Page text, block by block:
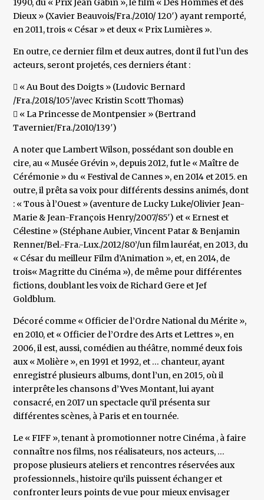
1990, du « Prix Jean Gabin », le film « Des Hommes et des
Dieux » (Xavier Beauvois/Fra./2010/ 120′) ayant remporté,
en 2011, trois « César » et deux « Prix Lumières ».
En outre, ce dernier film et deux autres, dont il fut l’un des
acteurs, seront projetés, ces derniers étant :
 « Au Bout des Doigts » (Ludovic Bernard
/Fra./2018/105’/avec Kristin Scott Thomas)
 « La Princesse de Montpensier » (Bertrand
Tavernier/Fra./2010/139′)
A noter que Lambert Wilson, possédant son double en
cire, au « Musée Grévin », depuis 2012, fut le « Maître de
Cérémonie » du « Festival de Cannes », en 2014 et 2015. en
outre, il prêta sa voix pour différents dessins animés, dont
: « Tous à l’Ouest » (aventure de Lucky Luke/Olivier Jean-
Marie & Jean-François Henry/2007/85′) et « Ernest et
Célestine » (Stéphane Aubier, Vincent Patar & Benjamin
Renner/Bel.-Fra.-Lux./2012/80’/un film lauréat, en 2013, du
« César du meilleur Film d’Animation », et, en 2014, de
trois« Magritte du Cinéma »), de même pour différentes
fictions, doublant les voix de Richard Gere et Jef
Goldblum.
Décoré comme « Officier de l’Ordre National du Mérite »,
en 2010, et « Officier de l’Ordre des Arts et Lettres », en
2006, il est, aussi, comédien au théâtre, nommé deux fois
aux « Molière », en 1991 et 1992, et … chanteur, ayant
enregistré plusieurs albums, dont l’un, en 2015, où il
interprête les chansons d’Yves Montant, lui ayant
consacré, en 2017 un spectacle qu’il présenta sur
différentes scènes, à Paris et en tournée.
Le « FIFF », tenant à promotionner notre Cinéma , à faire
connaître nos films, nos réalisateurs, nos acteurs, …
propose plusieurs ateliers et rencontres réservées aux
professionnels., histoire qu’ils puissent échanger et
confronter leurs points de vue pour mieux envisager